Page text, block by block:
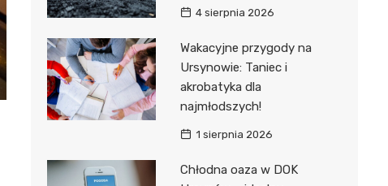
4 sierpnia 2026
Wakacyjne przygody na
Ursynowie: Taniec i
akrobatyka dla
najmłodszych!
1 sierpnia 2026
Chłodna oaza w DOK